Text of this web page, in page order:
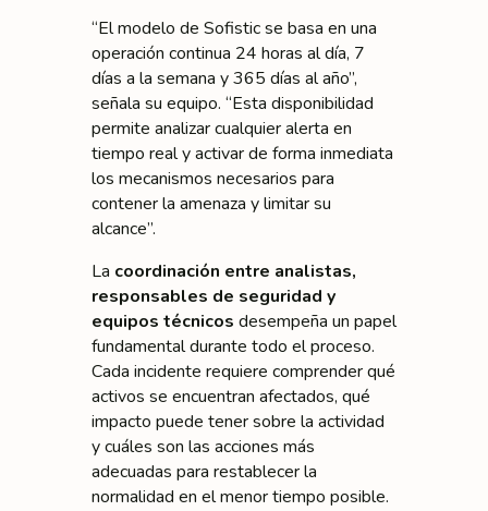
“El modelo de Sofistic se basa en una
operación continua 24 horas al día, 7
días a la semana y 365 días al año”,
señala su equipo. “Esta disponibilidad
permite analizar cualquier alerta en
tiempo real y activar de forma inmediata
los mecanismos necesarios para
contener la amenaza y limitar su
alcance”.
La coordinación entre analistas,
responsables de seguridad y
equipos técnicos desempeña un papel
fundamental durante todo el proceso.
Cada incidente requiere comprender qué
activos se encuentran afectados, qué
impacto puede tener sobre la actividad
y cuáles son las acciones más
adecuadas para restablecer la
normalidad en el menor tiempo posible.